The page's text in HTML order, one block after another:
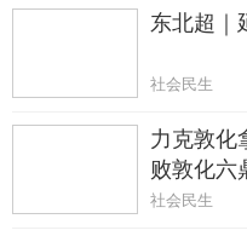
东北超｜
社会民生
力克敦化
败敦化六
社会民生